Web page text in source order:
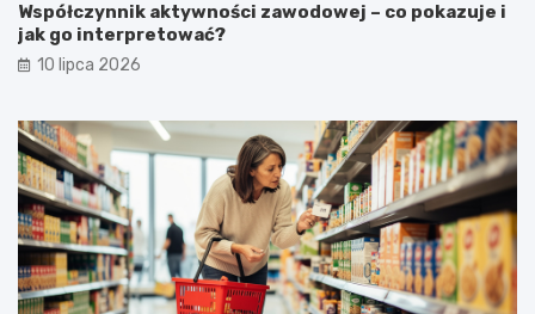
Współczynnik aktywności zawodowej – co pokazuje i
jak go interpretować?
10 lipca 2026